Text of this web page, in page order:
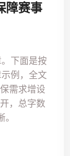
障赛事
下面是按
例，全文
需求增设
，总字数